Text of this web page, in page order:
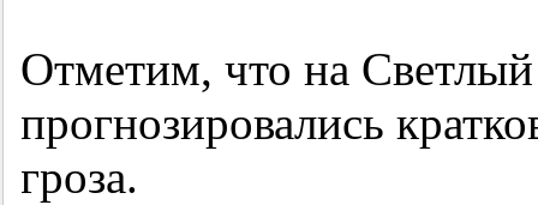
Отметим, что на
прогнозировались
гроза.